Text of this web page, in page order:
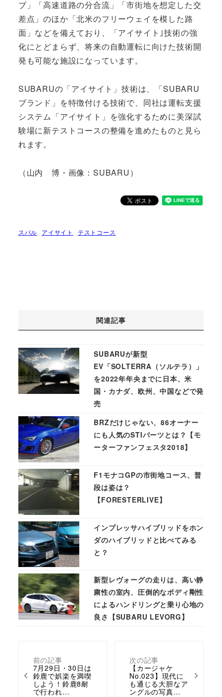
ブ」「高速道路の分合流」「市街地を想定した交
差点」のほか「北米のフリーウェイを模した路
面」などを備えており、「アイサイト｣技術の強
化にとどまらず、将来の自動運転に向けた技術開
発も可能な施設になっています。
SUBARUの「アイサイト」技術は、「SUBARU
ブランド」を特徴付ける技術で、同社は運転支援
システム「アイサイト」を強化するために美深試
験場に新テストコースの整備を進めたものと見ら
れます。
（山内 博・画像：SUBARU）
スバル アイサイト テストコース
前の記事
7月29日・30日は
鈴鹿で娯楽を満喫
しよう！鈴鹿8耐
で行われ…
次の記事
【カージャケ
No.023】現代に
も通じる大胆なア
ングルの写真…
関連記事
SUBARUが新型
EV「SOLTERRA（ソルテラ）」
を2022年年央までに日本、米
国・カナダ、欧州、中国などで発
売
BRZだけじゃない、86オーナー
にも人気のSTIパーツとは？【モ
ーターファンフェスタ2018】
F1モナコGPの市街地コース、普
段は姿は？
【FORESTERLIVE】
インプレッサハイブリッドをホン
ダのハイブリッドと比べてみる
と？
新型レヴォーグの走りは、高い静
粛性の室内、圧倒的なボディ剛性
によるハンドリングと乗り心地の
良さ【SUBARU LEVORG】